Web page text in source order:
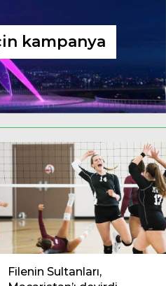
kampanya
Filenin Sultanları,